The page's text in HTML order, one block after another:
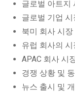
글로벌 아트지
글로벌 기업
북미 회사 시장
유럽 회사의
APAC 회사 시
경쟁 상황 및
뉴스 출시 및